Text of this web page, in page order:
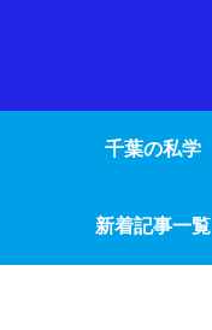
千葉の私学
新着記事一覧